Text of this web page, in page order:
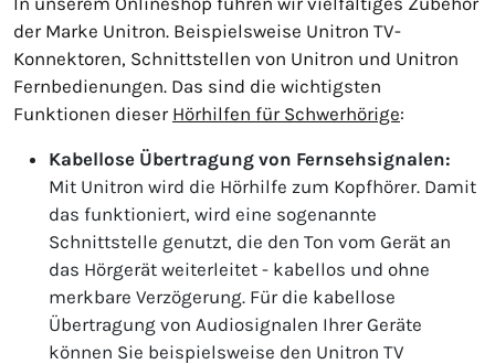
der Marke Unitron. Beispielsweise Unitron TV-
Konnektoren, Schnittstellen von Unitron und Unitron
Fernbedienungen. Das sind die wichtigsten
Funktionen dieser Hörhilfen für Schwerhörige:
Kabellose Übertragung von Fernsehsignalen:
Mit Unitron wird die Hörhilfe zum Kopfhörer. Damit
das funktioniert, wird eine sogenannte
Schnittstelle genutzt, die den Ton vom Gerät an
das Hörgerät weiterleitet - kabellos und ohne
merkbare Verzögerung. Für die kabellose
Übertragung von Audiosignalen Ihrer Geräte
können Sie beispielsweise den Unitron TV